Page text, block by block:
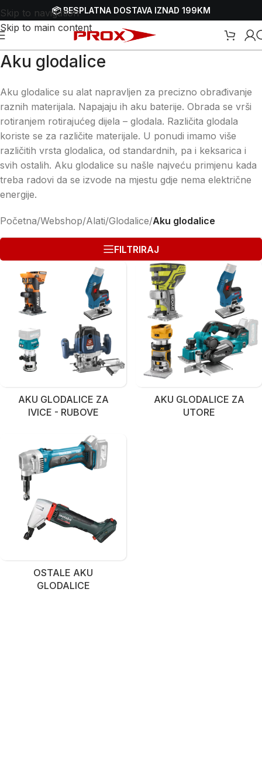
Skip to navigation
Skip to main content
📦 BESPLATNA DOSTAVA IZNAD 199KM
Aku glodalice
Aku glodalice su alat napravljen za precizno obrađivanje
raznih materijala. Napajaju ih aku baterije. Obrada se vrši
rotiranjem rotirajućeg dijela – glodala. Različita glodala
koriste se za različite materijale. U ponudi imamo više
različitih vrsta glodalica, od standardnih, pa i keksarica i
svih ostalih. Aku glodalice su našle najveću primjenu kada
treba radovi da se izvode na mjestu gdje nema električne
energije.
Početna/Webshop/Alati/Glodalice/Aku glodalice
FILTRIRAJ
AKU GLODALICE ZA
IVICE - RUBOVE
AKU GLODALICE ZA
UTORE
OSTALE AKU
GLODALICE